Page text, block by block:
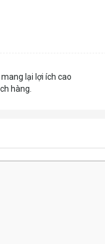
mang lại lợi ích cao
hàng.